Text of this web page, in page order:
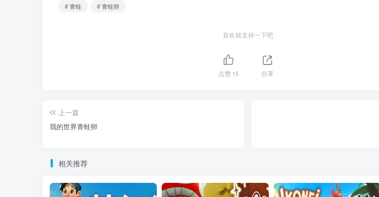
# 青蛙
# 青蛙卵
喜欢就支持一下吧
点赞15 分享
上一篇
我的世界青蛙卵
相关推荐